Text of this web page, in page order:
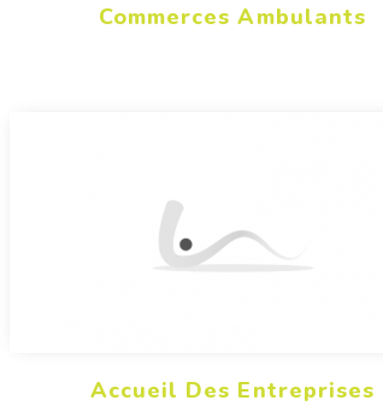
Commerces Ambulants
Accueil Des Entreprises